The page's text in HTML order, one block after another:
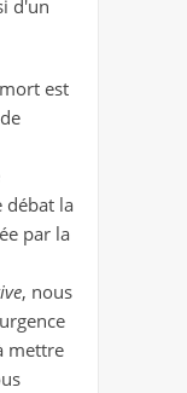
d'un
est
débat la
par la
, nous
mettre